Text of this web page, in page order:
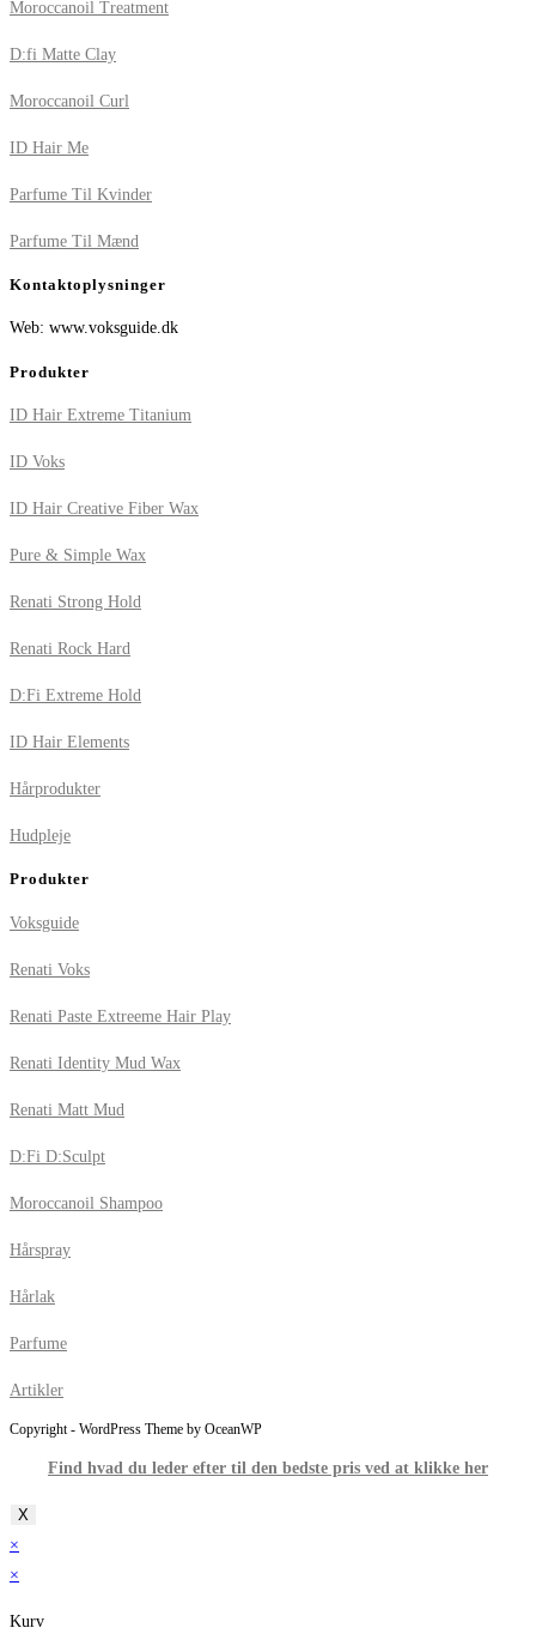
Moroccanoil Treatment
D:fi Matte Clay
Moroccanoil Curl
ID Hair Me
Parfume Til Kvinder
Parfume Til Mænd
Kontaktoplysninger
Web: www.voksguide.dk
Produkter
ID Hair Extreme Titanium
ID Voks
ID Hair Creative Fiber Wax
Pure & Simple Wax
Renati Strong Hold
Renati Rock Hard
D:Fi Extreme Hold
ID Hair Elements
Hårprodukter
Hudpleje
Produkter
Voksguide
Renati Voks
Renati Paste Extreeme Hair Play
Renati Identity Mud Wax
Renati Matt Mud
D:Fi D:Sculpt
Moroccanoil Shampoo
Hårspray
Hårlak
Parfume
Artikler
Copyright - WordPress Theme by OceanWP
Find hvad du leder efter til den bedste pris ved at klikke her
X
×
×
Kurv